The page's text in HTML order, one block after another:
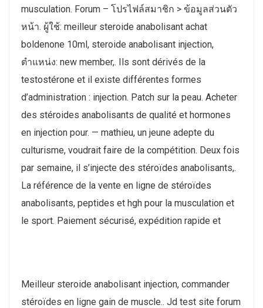
musculation. Forum – โปรไฟล์สมาชิก > ข้อมูลส่วนตัว
หน้า. ผู้ใช้: meilleur steroide anabolisant achat
boldenone 10ml, steroide anabolisant injection,
ตำแหน่ง: new member,. Ils sont dérivés de la
testostérone et il existe différentes formes
d’administration : injection. Patch sur la peau. Acheter
des stéroides anabolisants de qualité et hormones
en injection pour. — mathieu, un jeune adepte du
culturisme, voudrait faire de la compétition. Deux fois
par semaine, il s’injecte des stéroïdes anabolisants,.
La référence de la vente en ligne de stéroïdes
anabolisants, peptides et hgh pour la musculation et
le sport. Paiement sécurisé, expédition rapide et
Meilleur steroide anabolisant injection, commander
stéroïdes en ligne gain de muscle.. Jd test site forum